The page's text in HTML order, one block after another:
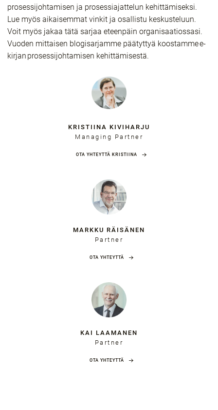
prosessijohtamisen ja prosessiajattelun kehittämiseksi.
Lue myös aikaisemmat vinkit ja osallistu keskusteluun.
Voit myös jakaa tätä sarjaa eteenpäin organisaatiossasi.
Vuoden mittaisen blogisarjamme päätyttyä koostamme e-
kirjan prosessijohtamisen kehittämisestä.
KRISTIINA KIVIHARJU
Managing Partner
OTA YHTEYTTÄ KRISTIINA
MARKKU RÄISÄNEN
Partner
OTA YHTEYTTÄ
KAI LAAMANEN
Partner
OTA YHTEYTTÄ